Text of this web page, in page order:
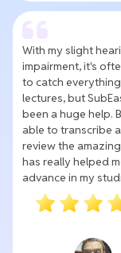
With my slight
impairment, it's
to catch
lectures, but
been a huge help.
able to transcribe
review the
has really helped
advance in my